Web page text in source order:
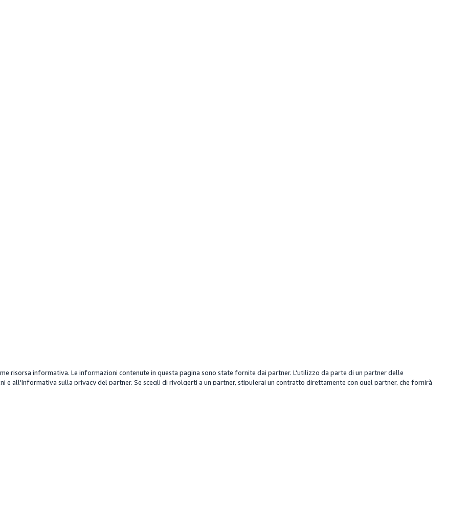
risorsa informativa. Le informazioni contenute in questa pagina sono state fornite dai partner. L'utilizzo da parte di un partner delle
e all'Informativa sulla privacy del partner. Se scegli di rivolgerti a un partner, stipulerai un contratto direttamente con quel partner, che fornirà